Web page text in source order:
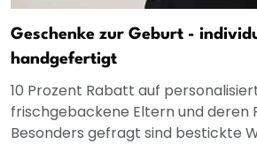
Geschenke zur Geburt -
handgefertigt
10 Prozent Rabatt auf
frischgebackene Eltern und deren
Besonders gefragt sind bestickte